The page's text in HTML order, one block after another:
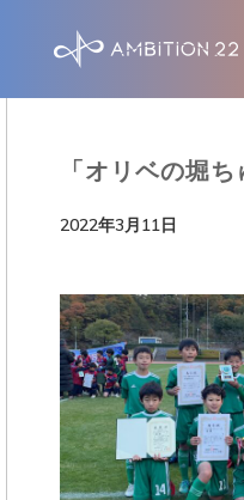
i
「オリベの堀
2022年3月11日